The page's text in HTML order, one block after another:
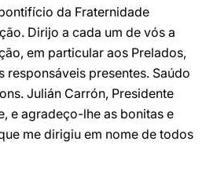
da Fraternidade
Dirijo a cada um de vós a
em particular aos Prelados,
responsáveis presentes. Saúdo
Julián Carrón, Presidente
e agradeço-lhe as bonitas e
me dirigiu em nome de todos